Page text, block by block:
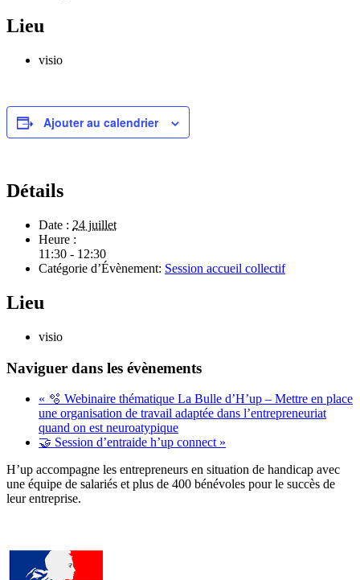
Lieu
visio
Ajouter au calendrier
Détails
Date : 24 juillet
Heure :
11:30 - 12:30
Catégorie d’Évènement: Session accueil collectif
Lieu
visio
Naviguer dans les évènements
« 🫧 Webinaire thématique La Bulle d’H’up – Mettre en place
une organisation de travail adaptée dans l’entrepreneuriat
quand on est neuroatypique
🤝 Session d’entraide h’up connect »
H’up accompagne​​ les entrepreneurs en situation de handicap avec
une équipe de salariés et plus de 400 bénévoles pour le succès de
leur entreprise.